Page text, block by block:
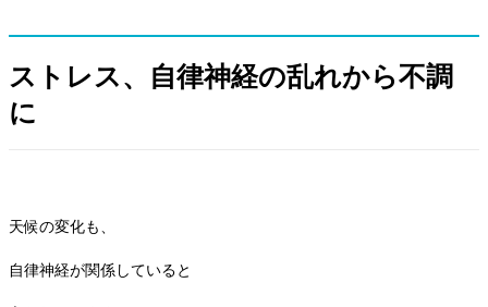
ストレス、自律神経の乱れから不調
に
天候の変化も、
自律神経が関係していると